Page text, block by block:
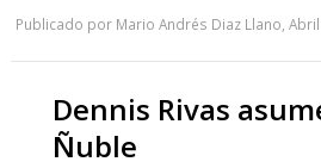
Publicado por Mario Andrés Diaz Llano,
Dennis Rivas
Ñuble